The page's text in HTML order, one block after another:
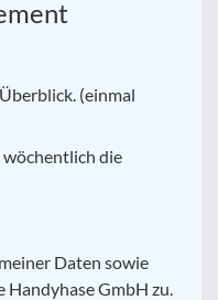
(einmal
die
Daten sowie
Handyhase GmbH zu.